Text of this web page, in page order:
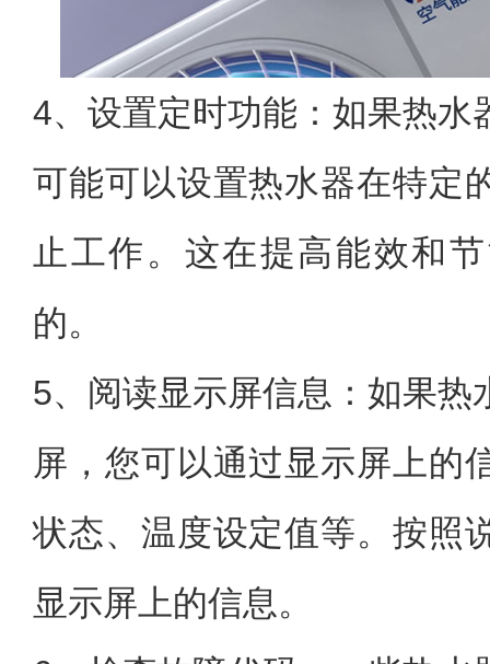
4、设置定时功能：如果热水
可能可以设置热水器在特定
止工作。这在提高能效和
的。
5、阅读显示屏信息：如果热
屏，您可以通过显示屏上的
状态、温度设定值等。按照
显示屏上的信息。